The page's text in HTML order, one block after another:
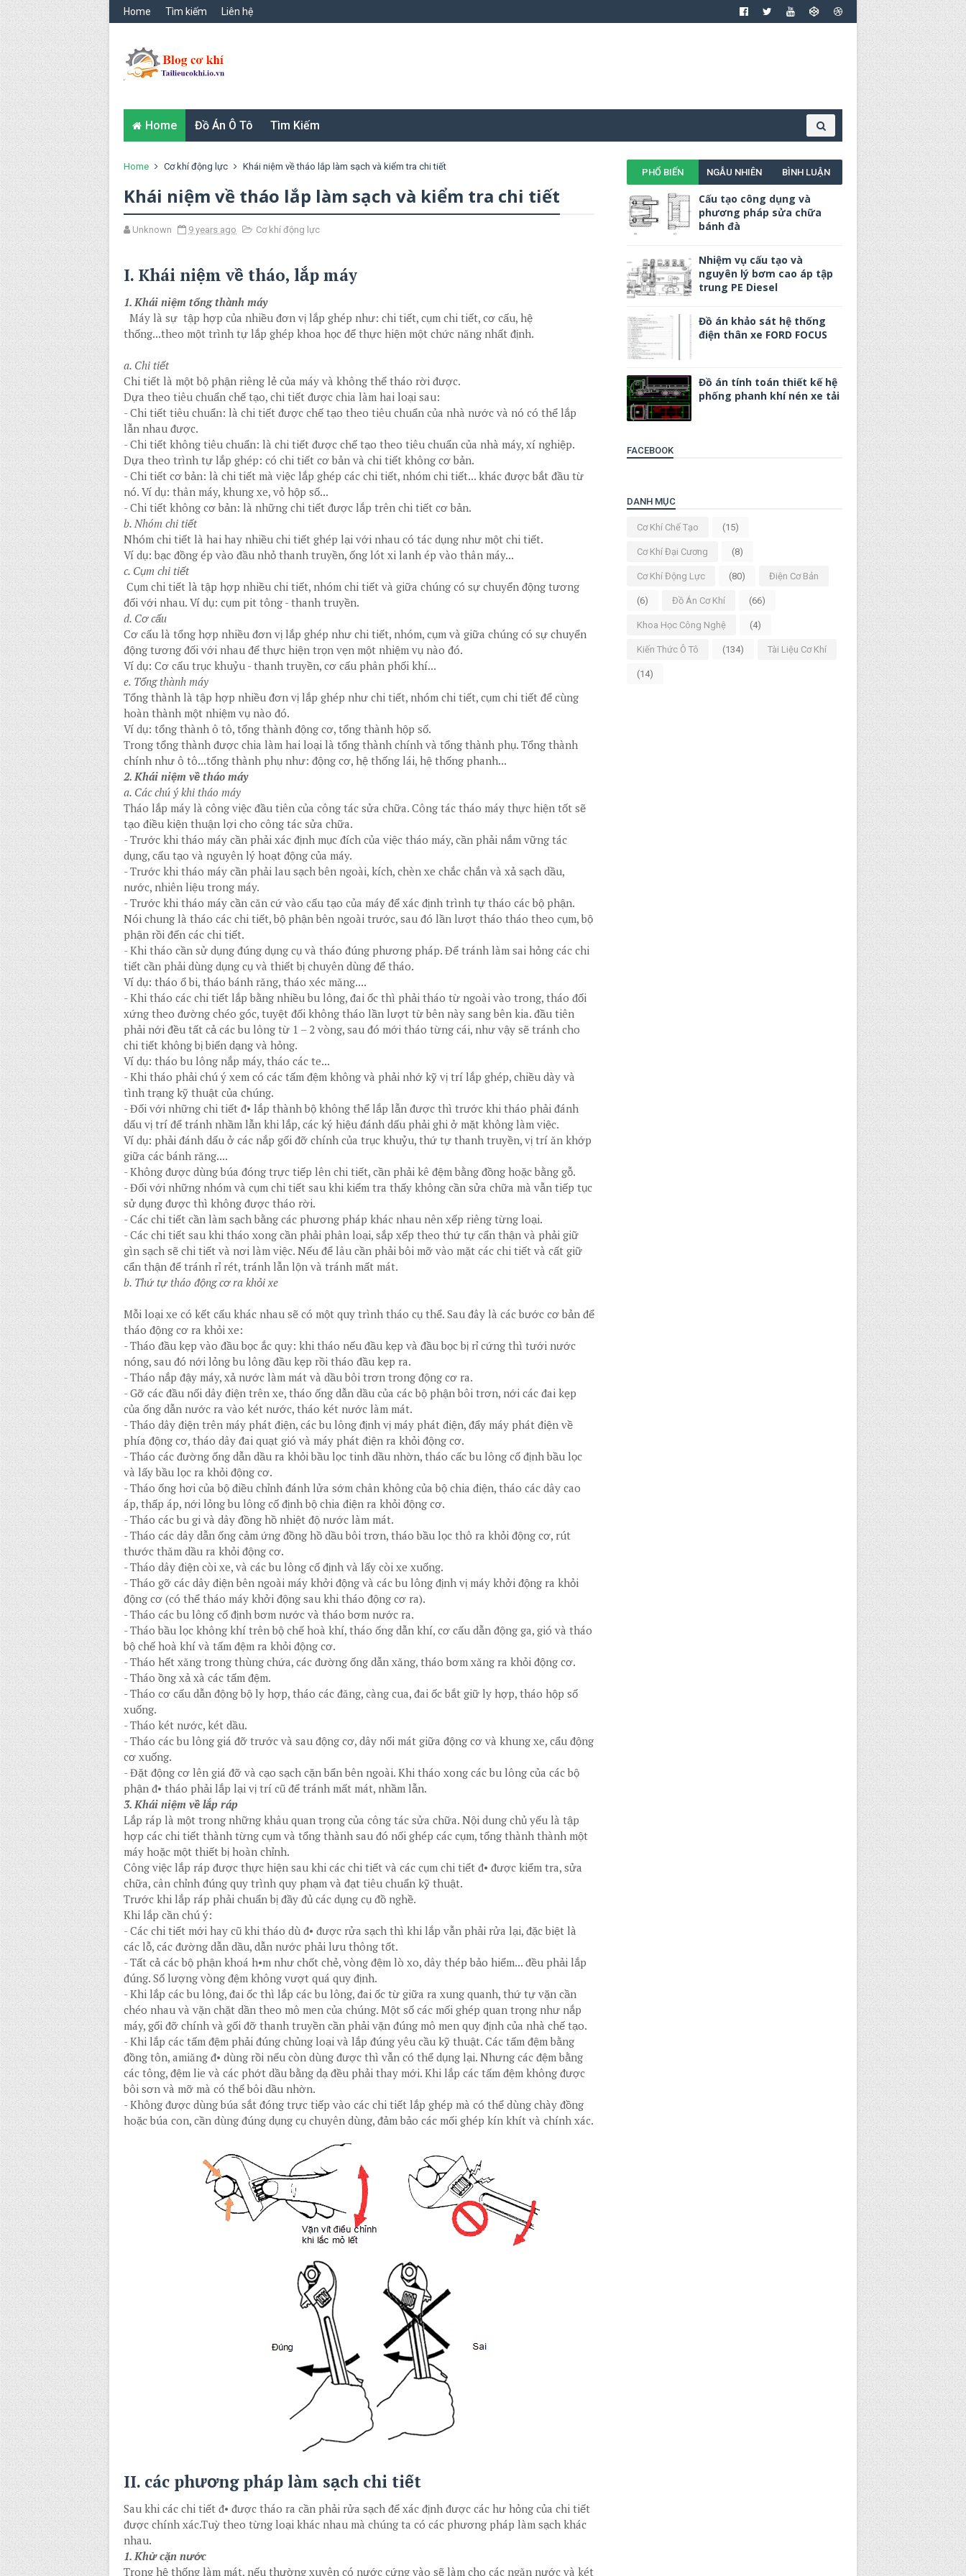
Home Tìm kiếm Liên hệ
Home Đồ Án Ô Tô Tìm Kiếm
Home Cơ khí động lực Khái niệm về tháo lắp làm sạch và kiểm tra chi tiết
Khái niệm về tháo lắp làm sạch và kiểm tra chi tiết
Unknown 9 years ago Cơ khí động lực
I. Khái niệm về tháo, lắp máy
1. Khái niệm tổng thành máy
Máy là sự tập hợp của nhiều đơn vị lắp ghép như: chi tiết, cụm chi tiết, cơ cấu, hệ
thống...theo một trình tự lắp ghép khoa học để thực hiện một chức năng nhất định.
a. Chi tiết
Chi tiết là một bộ phận riêng lẻ của máy và không thể tháo rời được.
Dựa theo tiêu chuẩn chế tạo, chi tiết được chia làm hai loại sau:
- Chi tiết tiêu chuẩn: là chi tiết được chế tạo theo tiêu chuẩn của nhà nước và nó có thể lắp
lẫn nhau được.
- Chi tiết không tiêu chuẩn: là chi tiết được chế tạo theo tiêu chuẩn của nhà máy, xí nghiệp.
Dựa theo trình tự lắp ghép: có chi tiết cơ bản và chi tiết không cơ bản.
- Chi tiết cơ bản: là chi tiết mà việc lắp ghép các chi tiết, nhóm chi tiết... khác được bắt đầu từ
nó. Ví dụ: thân máy, khung xe, vỏ hộp số...
- Chi tiết không cơ bản: là những chi tiết được lắp trên chi tiết cơ bản.
b. Nhóm chi tiết
Nhóm chi tiết là hai hay nhiều chi tiết ghép lại với nhau có tác dụng như một chi tiết.
Ví dụ: bạc đồng ép vào đầu nhỏ thanh truyền, ống lót xi lanh ép vào thân máy...
c. Cụm chi tiết
Cụm chi tiết là tập hợp nhiều chi tiết, nhóm chi tiết và giữa chúng có sự chuyển động tương
đối với nhau. Ví dụ: cụm pit tông - thanh truyền.
d. Cơ cấu
Cơ cấu là tổng hợp nhiều đơn vị lắp ghép như chi tiết, nhóm, cụm và giữa chúng có sự chuyển
động tương đối với nhau để thực hiện trọn vẹn một nhiệm vụ nào đó.
Ví dụ: Cơ cấu trục khuỷu - thanh truyền, cơ cấu phân phối khí...
e. Tổng thành máy
Tổng thành là tập hợp nhiều đơn vị lắp ghép như chi tiết, nhóm chi tiết, cụm chi tiết để cùng
hoàn thành một nhiệm vụ nào đó.
Ví dụ: tổng thành ô tô, tổng thành động cơ, tổng thành hộp số.
Trong tổng thành được chia làm hai loại là tổng thành chính và tổng thành phụ. Tổng thành
chính như ô tô...tổng thành phụ như: động cơ, hệ thống lái, hệ thống phanh...
2. Khái niệm về tháo máy
a. Các chú ý khi tháo máy
Tháo lắp máy là công việc đầu tiên của công tác sửa chữa. Công tác tháo máy thực hiện tốt sẽ
tạo điều kiện thuận lợi cho công tác sửa chữa.
- Trước khi tháo máy cần phải xác định mục đích của việc tháo máy, cần phải nắm vững tác
dụng, cấu tạo và nguyên lý hoạt động của máy.
- Trước khi tháo máy cần phải lau sạch bên ngoài, kích, chèn xe chắc chắn và xả sạch dầu,
nước, nhiên liệu trong máy.
- Trước khi tháo máy cần căn cứ vào cấu tạo của máy để xác định trình tự tháo các bộ phận.
Nói chung là tháo các chi tiết, bộ phận bên ngoài trước, sau đó lần lượt tháo tháo theo cụm, bộ
phận rồi đến các chi tiết.
- Khi tháo cần sử dụng đúng dụng cụ và tháo đúng phương pháp. Để tránh làm sai hỏng các chi
tiết cần phải dùng dụng cụ và thiết bị chuyên dùng để tháo.
Ví dụ: tháo ổ bi, tháo bánh răng, tháo xéc măng....
- Khi tháo các chi tiết lắp bằng nhiều bu lông, đai ốc thì phải tháo từ ngoài vào trong, tháo đối
xứng theo đường chéo góc, tuyệt đối không tháo lần lượt từ bên này sang bên kia. đầu tiên
phải nới đều tất cả các bu lông từ 1 – 2 vòng, sau đó mới tháo từng cái, như vậy sẽ tránh cho
chi tiết không bị biến dạng và hỏng.
Ví dụ: tháo bu lông nắp máy, tháo các te...
- Khi tháo phải chú ý xem có các tấm đệm không và phải nhớ kỹ vị trí lắp ghép, chiều dày và
tình trạng kỹ thuật của chúng.
- Đối với những chi tiết đ• lắp thành bộ không thể lắp lẫn được thì trước khi tháo phải đánh
dấu vị trí để tránh nhầm lẫn khi lắp, các ký hiệu đánh dấu phải ghi ở mặt không làm việc.
Ví dụ: phải đánh dấu ở các nắp gối đỡ chính của trục khuỷu, thứ tự thanh truyền, vị trí ăn khớp
giữa các bánh răng....
- Không được dùng búa đóng trực tiếp lên chi tiết, cần phải kê đệm bằng đồng hoặc bằng gỗ.
- Đối với những nhóm và cụm chi tiết sau khi kiểm tra thấy không cần sửa chữa mà vẫn tiếp tục
sử dụng được thì không được tháo rời.
- Các chi tiết cần làm sạch bằng các phương pháp khác nhau nên xếp riêng từng loại.
- Các chi tiết sau khi tháo xong cần phải phân loại, sắp xếp theo thứ tự cẩn thận và phải giữ
gìn sạch sẽ chi tiết và nơi làm việc. Nếu để lâu cần phải bôi mỡ vào mặt các chi tiết và cất giữ
cẩn thận để tránh rỉ rét, tránh lẫn lộn và tránh mất mát.
b. Thứ tự tháo động cơ ra khỏi xe
Mỗi loại xe có kết cấu khác nhau sẽ có một quy trình tháo cụ thể. Sau đây là các bước cơ bản để
tháo động cơ ra khỏi xe:
- Tháo đầu kẹp vào đầu bọc ắc quy: khi tháo nếu đầu kẹp và đầu bọc bị rỉ cứng thì tưới nước
nóng, sau đó nới lỏng bu lông đầu kẹp rồi tháo đầu kẹp ra.
- Tháo nắp đậy máy, xả nước làm mát và dầu bôi trơn trong động cơ ra.
- Gỡ các đầu nối dây điện trên xe, tháo ống dẫn dầu của các bộ phận bôi trơn, nới các đai kẹp
của ống dẫn nước ra vào két nước, tháo két nước làm mát.
- Tháo dây điện trên máy phát điện, các bu lông định vị máy phát điện, đẩy máy phát điện về
phía động cơ, tháo dây đai quạt gió và máy phát điện ra khỏi động cơ.
- Tháo các đường ống dẫn dầu ra khỏi bầu lọc tinh dầu nhờn, tháo cấc bu lông cố định bầu lọc
và lấy bầu lọc ra khỏi động cơ.
- Tháo ống hơi của bộ điều chỉnh đánh lửa sớm chân không của bộ chia điện, tháo các dây cao
áp, thấp áp, nới lỏng bu lông cố định bộ chia điện ra khỏi động cơ.
- Tháo các bu gi và dây đồng hồ nhiệt độ nước làm mát.
- Tháo các dây dẫn ống cảm ứng đồng hồ dầu bôi trơn, tháo bầu lọc thô ra khỏi động cơ, rút
thước thăm dầu ra khỏi động cơ.
- Tháo dây điện còi xe, và các bu lông cố định và lấy còi xe xuống.
- Tháo gỡ các dây điện bên ngoài máy khởi động và các bu lông định vị máy khởi động ra khỏi
động cơ (có thể tháo máy khởi động sau khi tháo động cơ ra).
- Tháo các bu lông cố định bơm nước và tháo bơm nước ra.
- Tháo bầu lọc không khí trên bộ chế hoà khí, tháo ống dẫn khí, cơ cấu dẫn động ga, gió và tháo
bộ chế hoà khí và tấm đệm ra khỏi động cơ.
- Tháo hết xăng trong thùng chứa, các đường ống dẫn xăng, tháo bơm xăng ra khỏi động cơ.
- Tháo ồng xả xà các tấm đệm.
- Tháo cơ cấu dẫn động bộ ly hợp, tháo các đăng, càng cua, đai ốc bắt giữ ly hợp, tháo hộp số
xuống.
- Tháo két nước, két dầu.
- Tháo các bu lông giá đỡ trước và sau động cơ, dây nối mát giữa động cơ và khung xe, cẩu động
cơ xuống.
- Đặt động cơ lên giá đỡ và cạo sạch cặn bẩn bên ngoài. Khi tháo xong các bu lông của các bộ
phận đ• tháo phải lắp lại vị trí cũ để tránh mất mát, nhầm lẫn.
3. Khái niệm về lắp ráp
Lắp ráp là một trong những khâu quan trọng của công tác sửa chữa. Nội dung chủ yếu là tập
hợp các chi tiết thành từng cụm và tổng thành sau đó nối ghép các cụm, tổng thành thành một
máy hoặc một thiết bị hoàn chỉnh.
Công việc lắp ráp được thực hiện sau khi các chi tiết và các cụm chi tiết đ• được kiểm tra, sửa
chữa, cân chỉnh đúng quy trình quy phạm và đạt tiêu chuẩn kỹ thuật.
Trước khi lắp ráp phải chuẩn bị đầy đủ các dụng cụ đồ nghề.
Khi lắp cần chú ý:
- Các chi tiết mới hay cũ khi tháo dù đ• được rửa sạch thì khi lắp vẫn phải rửa lại, đặc biệt là
các lỗ, các đường dẫn dầu, dẫn nước phải lưu thông tốt.
- Tất cả các bộ phận khoá h•m như chốt chẻ, vòng đệm lò xo, dây thép bảo hiểm... đều phải lắp
đúng. Số lượng vòng đệm không vượt quá quy định.
- Khi lắp các bu lông, đai ốc thì lắp các bu lông, đai ốc từ giữa ra xung quanh, thứ tự vặn cần
chéo nhau và vặn chặt dần theo mô men của chúng. Một số các mối ghép quan trọng như nắp
máy, gối đỡ chính và gối đỡ thanh truyền cần phải vặn đúng mô men quy định của nhà chế tạo.
- Khi lắp các tấm đệm phải đúng chủng loại và lắp đúng yêu cầu kỹ thuật. Các tấm đệm bằng
đồng tôn, amiăng đ• dùng rồi nếu còn dùng được thì vẫn có thể dụng lại. Nhưng các đệm bằng
các tông, đệm lie và các phớt dầu bằng dạ đều phải thay mới. Khi lắp các tấm đệm không được
bôi sơn và mỡ mà có thể bôi dầu nhờn.
- Không được dùng búa sắt đóng trực tiếp vào các chi tiết lắp ghép mà có thể dùng chày đồng
hoặc búa con, cần dùng đúng dụng cụ chuyên dùng, đảm bảo các mối ghép kín khít và chính xác.
II. các phương pháp làm sạch chi tiết
Sau khi các chi tiết đ• được tháo ra cần phải rửa sạch để xác định được các hư hỏng của chi tiết
được chính xác.Tuỳ theo từng loại khác nhau mà chúng ta có các phương pháp làm sạch khác
nhau.
1. Khử cặn nước
Trong hệ thống làm mát, nếu thường xuyên có nước cứng vào sẽ làm cho các ngăn nước và két
PHỔ BIẾN NGẪU NHIÊN BÌNH LUẬN
Cấu tạo công dụng và
phương pháp sửa chữa
bánh đà
Nhiệm vụ cấu tạo và
nguyên lý bơm cao áp tập
trung PE Diesel
Đồ án khảo sát hệ thống
điện thân xe FORD FOCUS
Đồ án tính toán thiết kế hệ
phống phanh khí nén xe tải
FACEBOOK
DANH MỤC
Cơ Khí Chế Tạo (15)
Cơ Khí Đại Cương (8)
Cơ Khí Động Lực (80) Điện Cơ Bản
(6) Đồ Án Cơ Khí (66)
Khoa Học Công Nghệ (4)
Kiến Thức Ô Tô (134) Tài Liệu Cơ Khí
(14)